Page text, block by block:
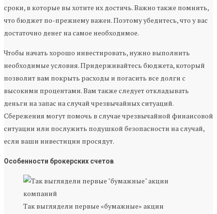
сроки, в которые вы хотите их достичь. Важно также помнить,
что бюджет по-прежнему важен. Поэтому убедитесь, что у вас
достаточно денег на самое необходимое.
Чтобы начать хорошо инвестировать, нужно выполнить
необходимые условия. Придерживайтесь бюджета, который
позволит вам покрыть расходы и погасить все долги с
высокими процентами. Вам также следует откладывать
деньги на запас на случай чрезвычайных ситуаций.
Сбережения могут помочь в случае чрезвычайной финансовой
ситуации или послужить подушкой безопасности на случай,
если ваши инвестиции просядут.
Особенности брокерских счетов
Так выглядели первые «бумажные» акции